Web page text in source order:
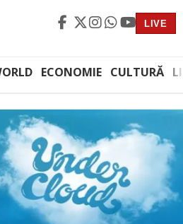
LIVE
ECONOMIE CULTURĂ